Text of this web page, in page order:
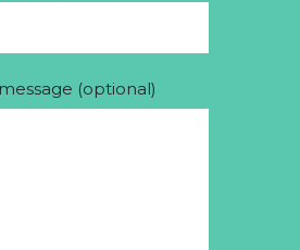
(optional)